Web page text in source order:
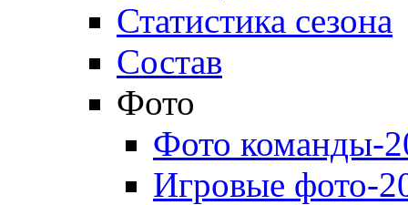
Статистика сезона
Состав
Фото
Фото команды-
Игровые фото-